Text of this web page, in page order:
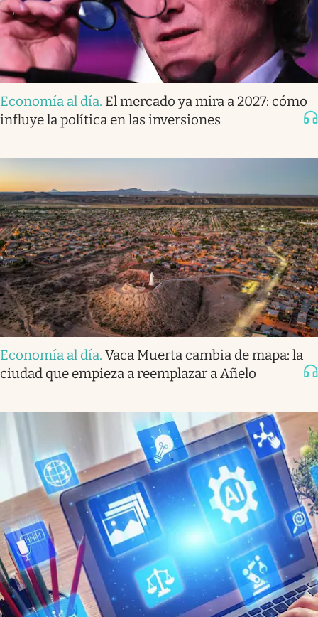
Economía al día. El mercado ya mira a 2027: cómo
influye la política en las inversiones
Economía al día. Vaca Muerta cambia de mapa: la
ciudad que empieza a reemplazar a Añelo